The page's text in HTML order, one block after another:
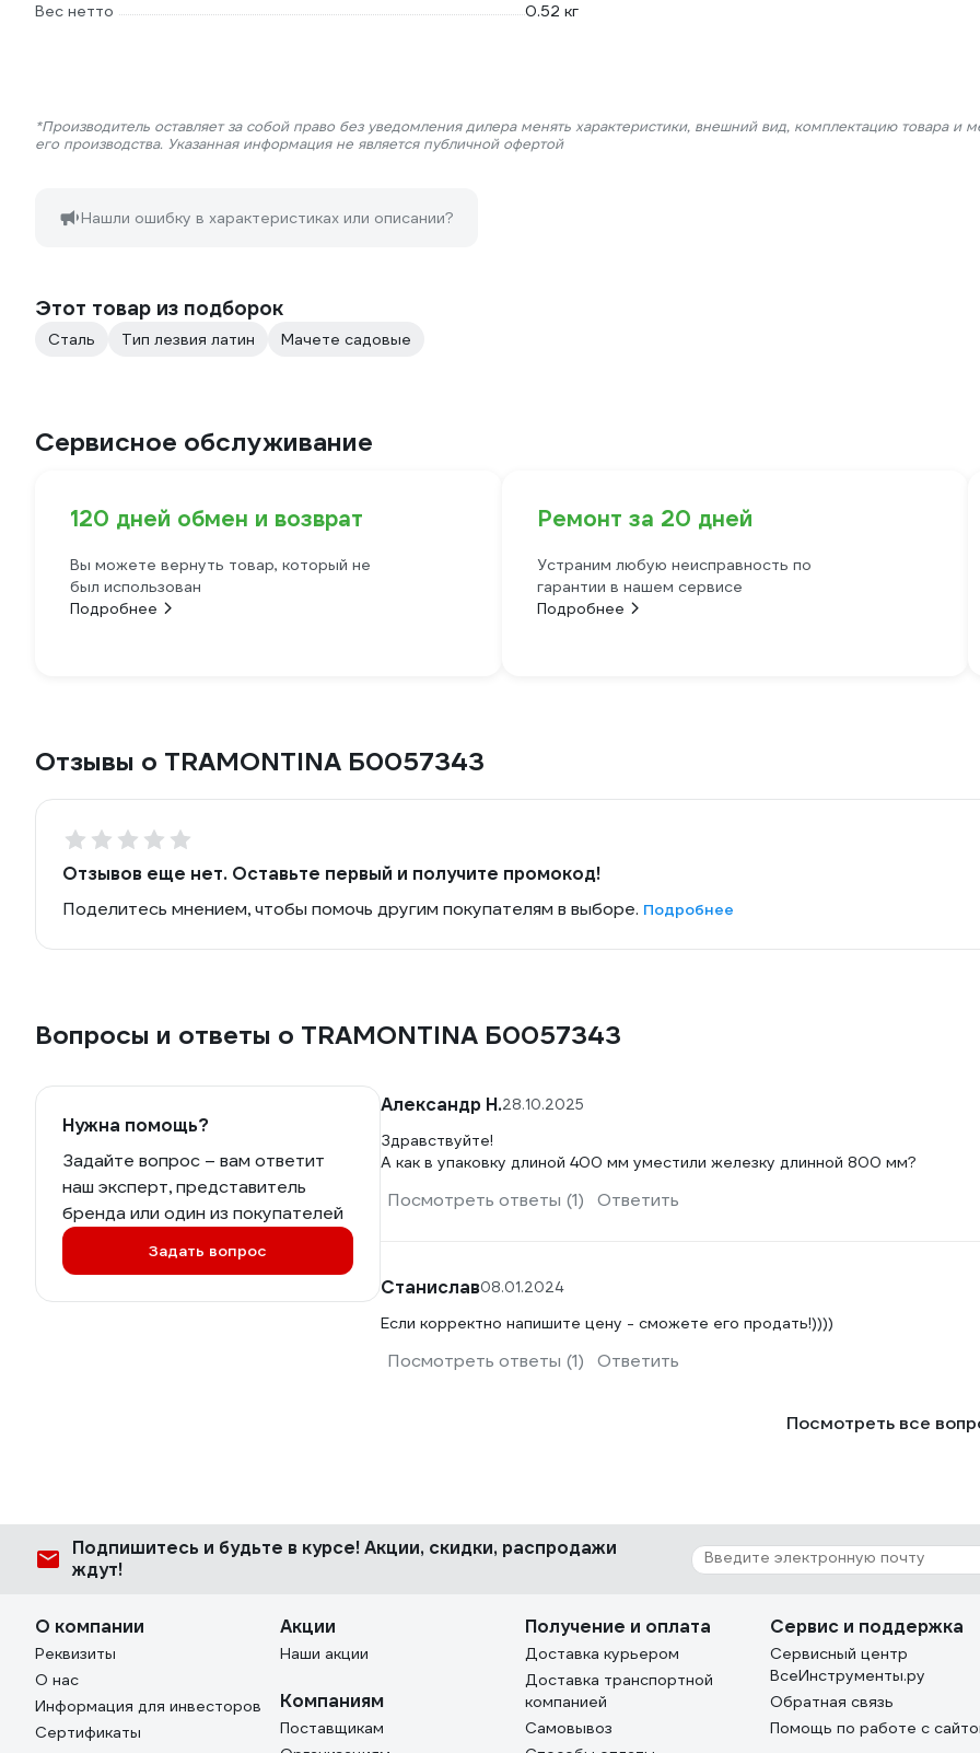
Вес нетто
0.52 кг
*Производитель оставляет за собой право без уведомления дилера менять характеристики, внешний вид, комплектацию товара и
его производства. Указанная информация не является публичной офертой
Нашли ошибку в характеристиках или описании?
Этот товар из подборок
Сталь Тип лезвия латин Мачете садовые
Сервисное обслуживание
120 дней обмен и возврат
Вы можете вернуть товар, который не
был использован
Подробнее
Ремонт за 20 дней
Устраним любую неисправность по
гарантии в нашем сервисе
Подробнее
Отзывы о TRAMONTINA Б0057343
Отзывов еще нет. Оставьте первый и получите промокод!
Поделитесь мнением, чтобы помочь другим покупателям в выборе. Подробнее
Вопросы и ответы о TRAMONTINA Б0057343
Нужна помощь?
Задайте вопрос – вам ответит
наш эксперт, представитель
бренда или один из покупателей
Задать вопрос
Александр Н.28.10.2025
Здравствуйте!
А как в упаковку длиной 400 мм уместили железку длинной 800 мм?
Посмотреть ответы (1) Ответить
Станислав08.01.2024
Если корректно напишите цену - сможете его продать!))))
Посмотреть ответы (1) Ответить
Посмотреть все
Подпишитесь и будьте в курсе! Акции, скидки, распродажи
ждут!
О компании
Реквизиты
О нас
Информация для инвесторов
Сертификаты
Акции
Наши акции
Компаниям
Поставщикам
Получение и оплата
Доставка курьером
Доставка транспортной
компанией
Самовывоз
Сервис и поддержка
Сервисный центр
ВсеИнструменты.ру
Обратная связь
Помощь по работе с